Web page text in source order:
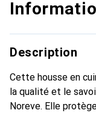
Description
Cette housse en
la qualité et le
Noreve. Elle